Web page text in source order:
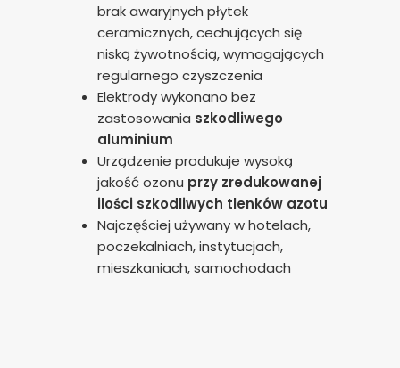
brak awaryjnych płytek
ceramicznych, cechujących się
niską żywotnością, wymagających
regularnego czyszczenia
Elektrody wykonano bez
zastosowania szkodliwego
aluminium
Urządzenie produkuje wysoką
jakość ozonu przy zredukowanej
ilości szkodliwych tlenków azotu
Najczęściej używany w hotelach,
poczekalniach, instytucjach,
mieszkaniach, samochodach